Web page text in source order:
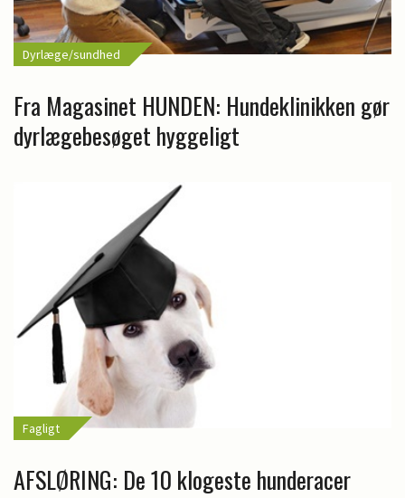
Dyrlæge/sundhed
Fra Magasinet HUNDEN: Hundeklinikken gør
dyrlægebesøget hyggeligt
Fagligt
AFSLØRING: De 10 klogeste hunderacer